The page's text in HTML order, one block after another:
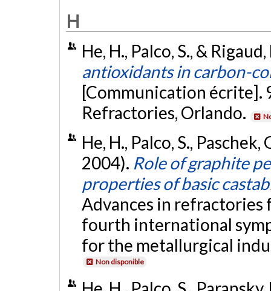
H
He, H., Palco, S., &
antioxidants in carbon-
[Communication écrite].
Refractories, Orlando.
He, H., Palco, S.,
2004). Role of graphite
properties of basic
Advances in
fourth international
for the metallurgical
Non disponible